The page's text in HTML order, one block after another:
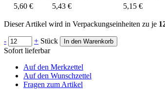
5,60 €
5,43 € 5,15 €
Dieser Artikel wird in Verpackungseinheiten zu je
- + Stück In den Warenkorb
Sofort lieferbar
Auf den Merkzettel
Auf den Wunschzettel
Fragen zum Artikel